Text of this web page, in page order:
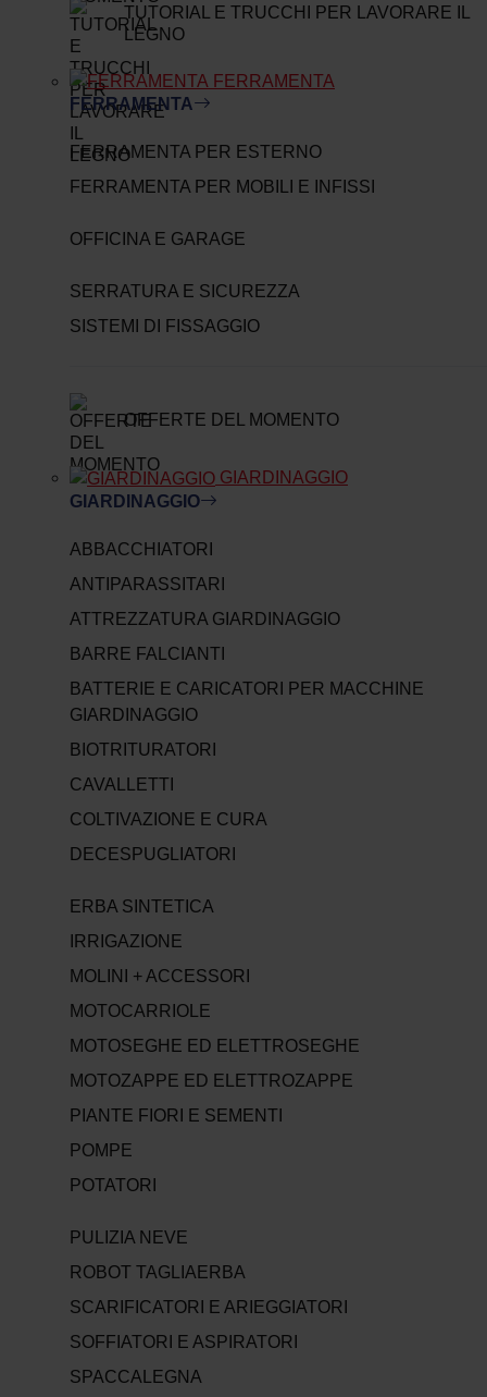
TUTORIAL E TRUCCHI PER LAVORARE IL
LEGNO
FERRAMENTA
FERRAMENTA
FERRAMENTA PER ESTERNO
FERRAMENTA PER MOBILI E INFISSI
OFFICINA E GARAGE
SERRATURA E SICUREZZA
SISTEMI DI FISSAGGIO
OFFERTE DEL MOMENTO
GIARDINAGGIO
GIARDINAGGIO
ABBACCHIATORI
ANTIPARASSITARI
ATTREZZATURA GIARDINAGGIO
BARRE FALCIANTI
BATTERIE E CARICATORI PER MACCHINE
GIARDINAGGIO
BIOTRITURATORI
CAVALLETTI
COLTIVAZIONE E CURA
DECESPUGLIATORI
ERBA SINTETICA
IRRIGAZIONE
MOLINI + ACCESSORI
MOTOCARRIOLE
MOTOSEGHE ED ELETTROSEGHE
MOTOZAPPE ED ELETTROZAPPE
PIANTE FIORI E SEMENTI
POMPE
POTATORI
PULIZIA NEVE
ROBOT TAGLIAERBA
SCARIFICATORI E ARIEGGIATORI
SOFFIATORI E ASPIRATORI
SPACCALEGNA